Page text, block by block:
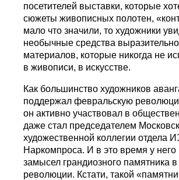
посетителей выставки, которые
сюжеты живописных полотен,
мало что значили, то художники
необычные средства
материалов, которые никогда не
в живописи, в искусстве.
Как большинство художников
поддержал февральскую
он активно участвовал в
даже стал председателем
художественной коллегии отдела
Наркомпроса. И в это время у него
замысел грандиозного памятника в
революции. Кстати, такой